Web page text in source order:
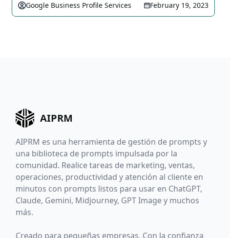
Google Business Profile Services February 19, 2023
AIPRM
AIPRM es una herramienta de gestión de prompts y
una biblioteca de prompts impulsada por la
comunidad. Realice tareas de marketing, ventas,
operaciones, productividad y atención al cliente en
minutos con prompts listos para usar en ChatGPT,
Claude, Gemini, Midjourney, GPT Image y muchos
más.
Creado para pequeñas empresas. Con la confianza